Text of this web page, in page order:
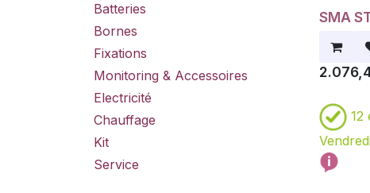
Batteries
Bornes
Fixations
Monitoring & Accessoires
Electricité
Chauffage
Kit
Service
SMA
12